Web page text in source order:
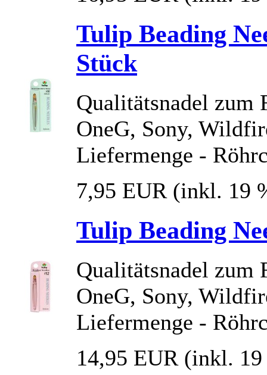
Tulip Beading
Stück
Qualitätsnadel zum
OneG, Sony,
Liefermenge -
7,95 EUR (inkl. 19
Tulip Beading
Qualitätsnadel zum
OneG, Sony,
Liefermenge -
14,95 EUR (inkl.